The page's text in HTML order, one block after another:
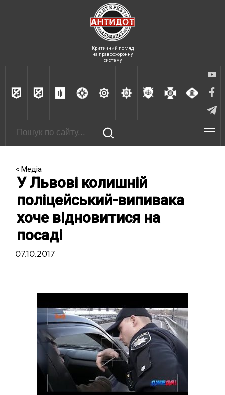
Критичний погляд
на правоохоронну
систему
< Медіа
У Львові колишній
поліцейський-випивака
хоче відновитися на
посаді
07.10.2017